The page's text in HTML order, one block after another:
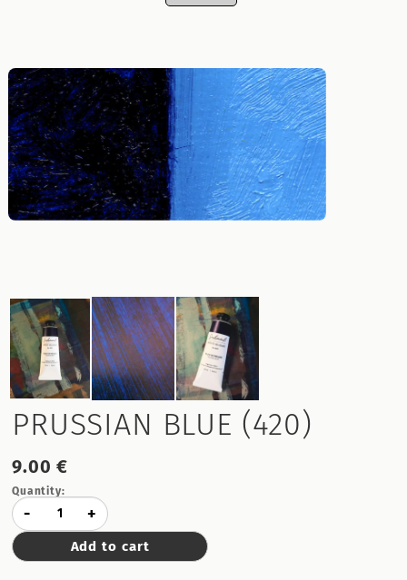
PRUSSIAN BLUE (420)
9.00 €
Quantity:
- +
Add to cart